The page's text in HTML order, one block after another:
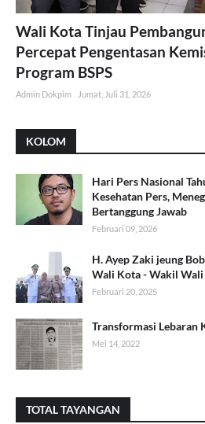
Wali Kota Tinjau
Percepat Pengentasan
Program BSPS
Admin Dokpim Jumat, Juli 31, 2026
KOLOM
Hari Pers Nasional
Kesehatan Pers,
Bertanggung Jawab
Februari 09, 2026
H. Ayep Zaki jeung
Wali Kota - Wakil
Februari 20, 2025
Transformasi Lebaran
Mei 14, 2022
TOTAL TAYANGAN